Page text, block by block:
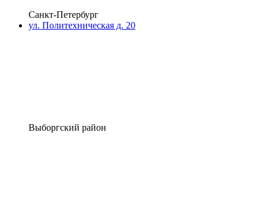
Санкт-Петербург
ул. Политехническая д. 20
Выборгский район